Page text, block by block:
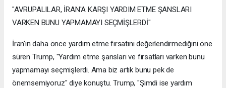
"AVRUPALILAR, İRAN'A KARŞI YARDIM ETME ŞANSLARI
VARKEN BUNU YAPMAMAYI SEÇMİŞLERDİ"
İran'ın daha önce yardım etme fırsatını değerlendirmediğini öne
süren Trump, "Yardım etme şansları ve fırsatları varken bunu
yapmamayı seçmişlerdi. Ama biz artık bunu pek de
önemsemiyoruz" diye konuştu. Trump, "Şimdi ise yardım